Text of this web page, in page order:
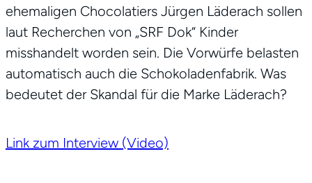
ehemaligen Chocolatiers Jürgen Läderach sollen
laut Recherchen von „SRF Dok“ Kinder
misshandelt worden sein. Die Vorwürfe belasten
automatisch auch die Schokoladenfabrik. Was
bedeutet der Skandal für die Marke Läderach?
Link zum Interview (Video)